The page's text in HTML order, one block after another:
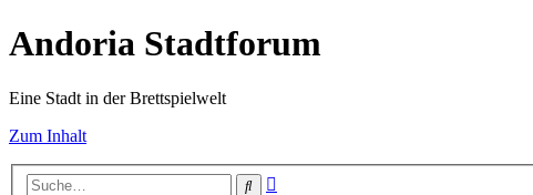
Andoria Stadtforum
Eine Stadt in der Brettspielwelt
Zum Inhalt
Suche